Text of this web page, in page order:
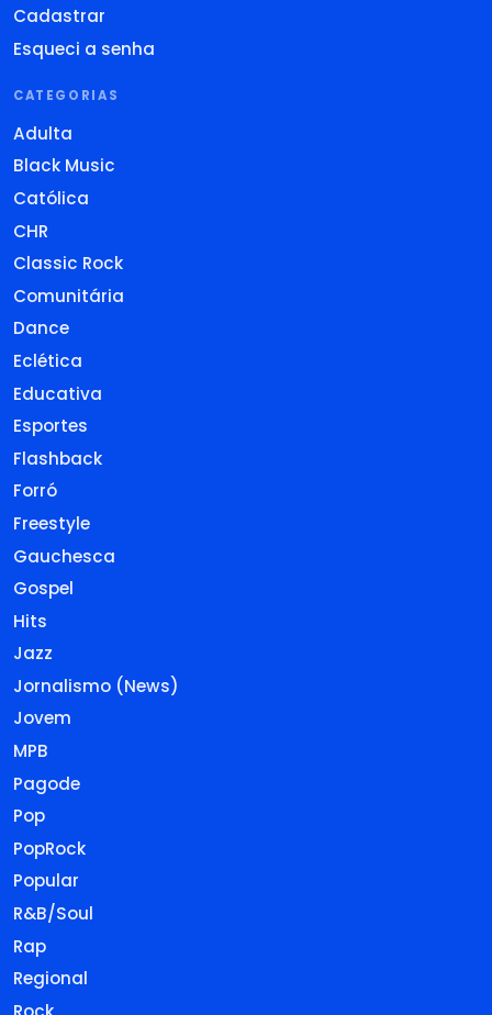
Cadastrar
Esqueci a senha
CATEGORIAS
Adulta
Black Music
Católica
CHR
Classic Rock
Comunitária
Dance
Eclética
Educativa
Esportes
Flashback
Forró
Freestyle
Gauchesca
Gospel
Hits
Jazz
Jornalismo (News)
Jovem
MPB
Pagode
Pop
PopRock
Popular
R&B/Soul
Rap
Regional